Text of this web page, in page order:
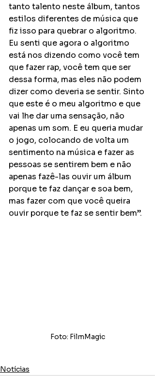
tanto talento neste álbum, tantos
estilos diferentes de música que
fiz isso para quebrar o algoritmo.
Eu senti que agora o algoritmo
está nos dizendo como você tem
que fazer rap, você tem que ser
dessa forma, mas eles não podem
dizer como deveria se sentir. Sinto
que este é o meu algoritmo e que
vai lhe dar uma sensação, não
apenas um som. E eu queria mudar
o jogo, colocando de volta um
sentimento na música e fazer as
pessoas se sentirem bem e não
apenas fazê-las ouvir um álbum
porque te faz dançar e soa bem,
mas fazer com que você queira
ouvir porque te faz se sentir bem”.
Foto: FilmMagic
Notícias